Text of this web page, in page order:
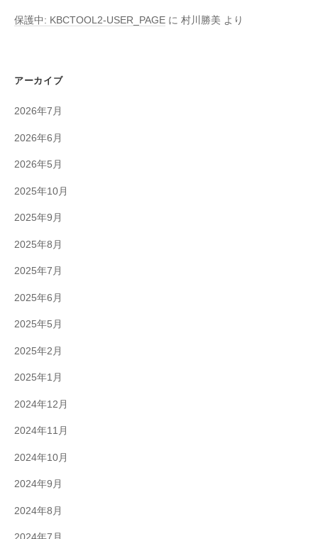
保護中: KBCTOOL2-USER_PAGE に 村川勝美 より
アーカイブ
2026年7月
2026年6月
2026年5月
2025年10月
2025年9月
2025年8月
2025年7月
2025年6月
2025年5月
2025年2月
2025年1月
2024年12月
2024年11月
2024年10月
2024年9月
2024年8月